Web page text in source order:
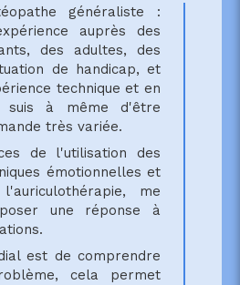
généraliste :
auprès des
des adultes, des
de handicap, et
technique et en
suis à même d'être
très variée.
de l'utilisation des
émotionnelles et
me
une réponse à
est de comprendre
cela permet